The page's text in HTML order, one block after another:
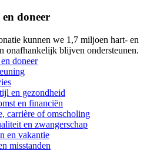
doneer
kunnen we 1,7 miljoen hart- en
onafhankelijk blijven ondersteunen.
doneer
en gezondheid
en financiën
carrière of omscholing
en zwangerschap
en vakantie
misstanden